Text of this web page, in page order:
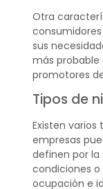
Otra
sus
más probable
promotores
Tipos de
Existen
empresas
definen por la
condiciones o
ocupación e